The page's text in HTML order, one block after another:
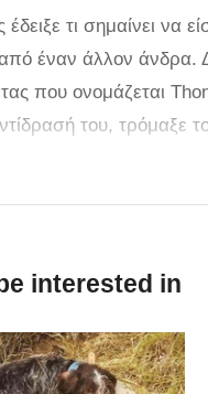
τι σημαίνει να
από έναν άλλον άνδρα.
που ονομάζεται
του, τρόμαξε
βίντεο στο YouTube
άλλο που έρχεται
στις 7
interested in